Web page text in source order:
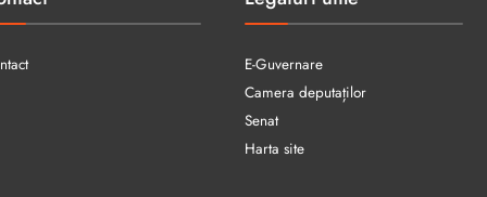
E-Guvernare
Camera deputaților
Senat
Harta site